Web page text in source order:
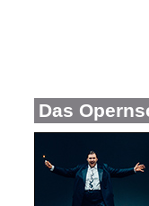
Das